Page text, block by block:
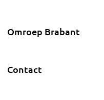
Omroep Brabant
Contact